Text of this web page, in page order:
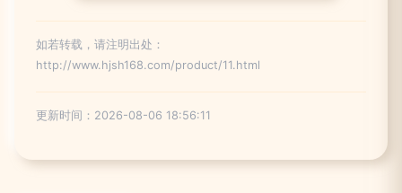
如若转载，请注明出处：
http://www.hjsh168.com/product/11.html
更新时间：2026-08-06 18:56:11